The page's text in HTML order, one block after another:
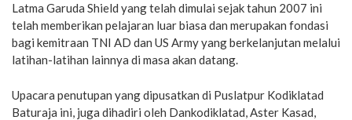
Latma Garuda Shield yang telah dimulai sejak tahun 2007 ini
telah memberikan pelajaran luar biasa dan merupakan fondasi
bagi kemitraan TNI AD dan US Army yang berkelanjutan melalui
latihan-latihan lainnya di masa akan datang.
Upacara penutupan yang dipusatkan di Puslatpur Kodiklatad
Baturaja ini, juga dihadiri oleh Dankodiklatad, Aster Kasad,